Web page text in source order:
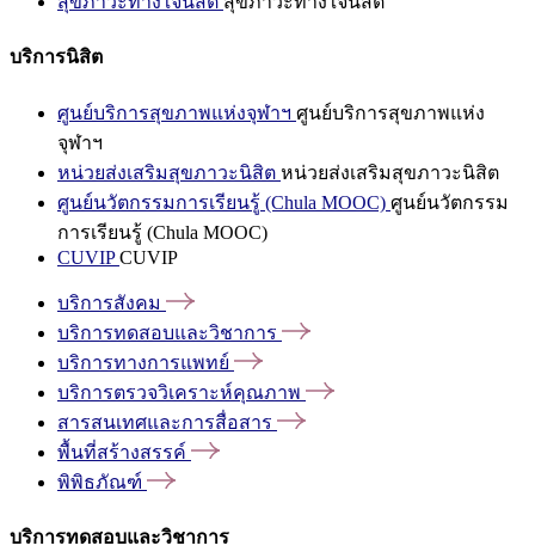
บริการนิสิต
ศูนย์บริการสุขภาพแห่งจุฬาฯ ศูนย์บริการสุขภาพแห่ง
จุฬาฯ
หน่วยส่งเสริมสุขภาวะนิสิต หน่วยส่งเสริมสุขภาวะนิสิต
ศูนย์นวัตกรรมการเรียนรู้ (Chula MOOC) ศูนย์นวัตกรรม
การเรียนรู้ (Chula MOOC)
CUVIPCUVIP
บริการสังคม
บริการทดสอบและวิชาการ
บริการทางการแพทย์
บริการตรวจวิเคราะห์คุณภาพ
สารสนเทศและการสื่อสาร
พื้นที่สร้างสรรค์
พิพิธภัณฑ์
บริการทดสอบและวิชาการ